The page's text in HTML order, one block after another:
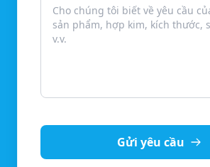
Gửi yêu cầu